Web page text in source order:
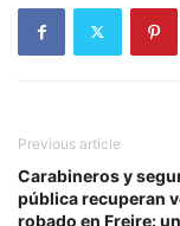
Previous article
Carabineros y
pública recuperan
robado en Freire: un